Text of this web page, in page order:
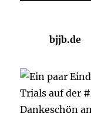
bjjb.de